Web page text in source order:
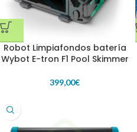
Robot Limpiafondos batería
Wybot E-tron F1 Pool Skimmer
399,00€